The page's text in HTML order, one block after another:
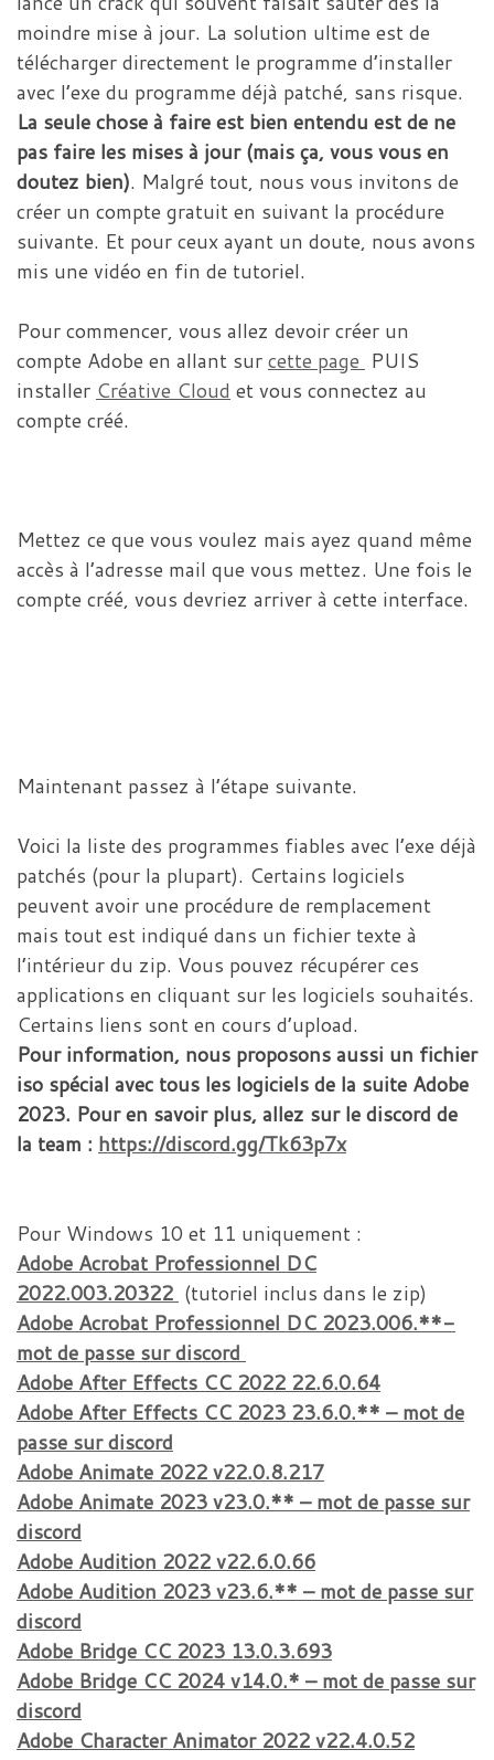
moindre mise à jour. La solution ultime est de
télécharger directement le programme d’installer
avec l’exe du programme déjà patché, sans risque.
La seule chose à faire est bien entendu est de ne
pas faire les mises à jour (mais ça, vous vous en
doutez bien). Malgré tout, nous vous invitons de
créer un compte gratuit en suivant la procédure
suivante. Et pour ceux ayant un doute, nous avons
mis une vidéo en fin de tutoriel.
Pour commencer, vous allez devoir créer un
compte Adobe en allant surcette page PUIS
installer Créative Cloud et vous connectez au
compte créé.
Mettez ce que vous voulez mais ayez quand même
accès à l’adresse mail que vous mettez. Une fois le
compte créé, vous devriez arriver à cette interface.
Maintenant passez à l’étape suivante.
Voici la liste des programmes fiables avec l’exe déjà
patchés (pour la plupart). Certains logiciels
peuvent avoir une procédure de remplacement
mais tout est indiqué dans un fichier texte à
l’intérieur du zip. Vous pouvez récupérer ces
applications en cliquant sur les logiciels souhaités.
Certains liens sont en cours d’upload.
Pour information, nous proposons aussi un fichier
iso spécial avec tous les logiciels de la suite Adobe
2023. Pour en savoir plus, allez sur le discord de
la team : https://discord.gg/Tk63p7x
Pour Windows 10 et 11 uniquement :
Adobe Acrobat Professionnel DC
2022.003.20322 (tutoriel inclus dans le zip)
Adobe Acrobat Professionnel DC 2023.006.**-
mot de passe sur discord
Adobe After Effects CC 2022 22.6.0.64
Adobe After Effects CC 2023 23.6.0.** – mot de
passe sur discord
Adobe Animate 2022 v22.0.8.217
Adobe Animate 2023 v23.0.** – mot de passe sur
discord
Adobe Audition 2022 v22.6.0.66
Adobe Audition 2023 v23.6.** – mot de passe sur
discord
Adobe Bridge CC 2023 13.0.3.693
Adobe Bridge CC 2024 v14.0.* – mot de passe sur
discord
Adobe Character Animator 2022 v22.4.0.52